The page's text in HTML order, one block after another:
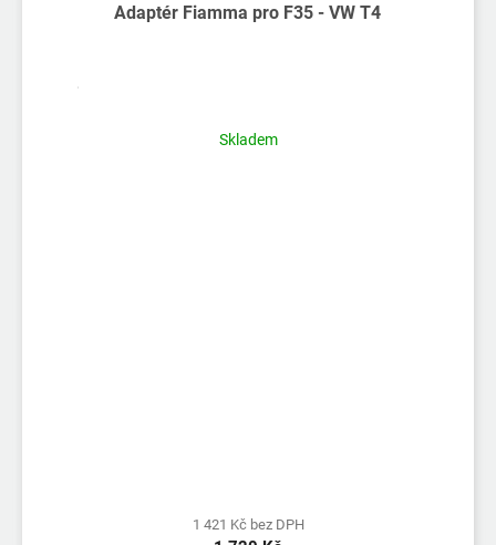
Adaptér Fiamma pro F35 - VW T4
Skladem
1 421 Kč bez DPH